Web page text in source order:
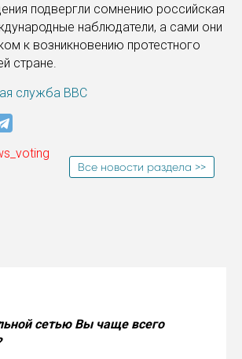
подвергли сомнению российская
наблюдатели, а сами они
к возникновению протестного
стране.
служба ВВС
Все новости раздела >>
сетью Вы чаще всего